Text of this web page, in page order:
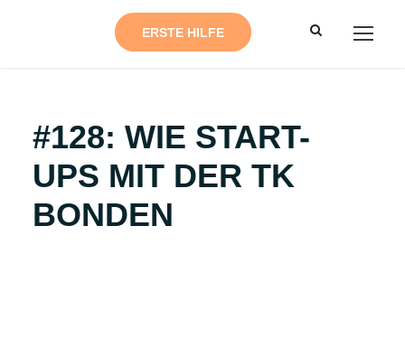
ERSTE HILFE
#128: WIE START-
UPS MIT DER TK
BONDEN